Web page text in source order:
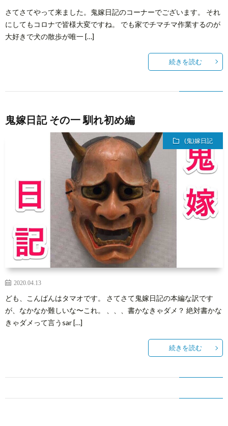
さてさてやって来ました。鬼嫁日記のコーナーでございます。 それ
にしてもコロナで皆様大変ですね。 でも家でチマチマ作業するのが
大好きで犬の散歩が唯一 […]
続きを読む
鬼嫁日記 その一 馴れ初め編
(鬼)嫁日記
2020.04.13
ども、こんばんはタマオです。 さてさて鬼嫁日記の本編な訳です
が、なかなか難しいな〜これ。 、、、書かなきゃダメ？ 絶対書かな
きゃダメって言うsar […]
続きを読む